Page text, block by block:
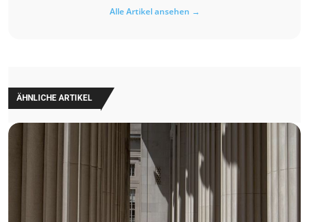
Alle Artikel ansehen →
ÄHNLICHE ARTIKEL